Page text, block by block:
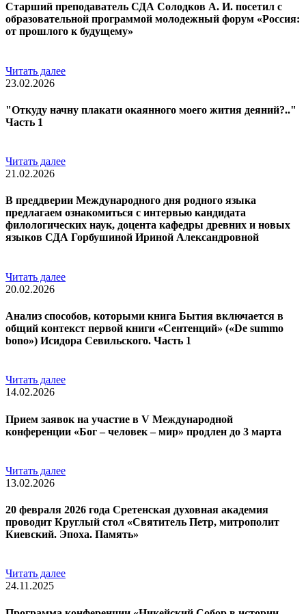
Старший преподаватель СДА Солодков А. И. посетил с
образовательной программой молодежный форум «Россия:
от прошлого к будущему»
Читать далее
23.02.2026
"Откуду начну плакати окаянного моего жития деяний?.."
Часть 1
Читать далее
21.02.2026
В преддверии Международного дня родного языка
предлагаем ознакомиться с интервью кандидата
филологических наук, доцента кафедры древних и новых
языков СДА Горбушиной Ириной Александровной
Читать далее
20.02.2026
Анализ способов, которыми книга Бытия включается в
общий контекст первой книги «Сентенций» («De summo
bono») Исидора Севильского. Часть 1
Читать далее
14.02.2026
Прием заявок на участие в V Международной
конференции «Бог – человек – мир» продлен до 3 марта
Читать далее
13.02.2026
20 февраля 2026 года Сретенская духовная академия
проводит Круглый стол «Святитель Петр, митрополит
Киевский. Эпоха. Память»
Читать далее
24.11.2025